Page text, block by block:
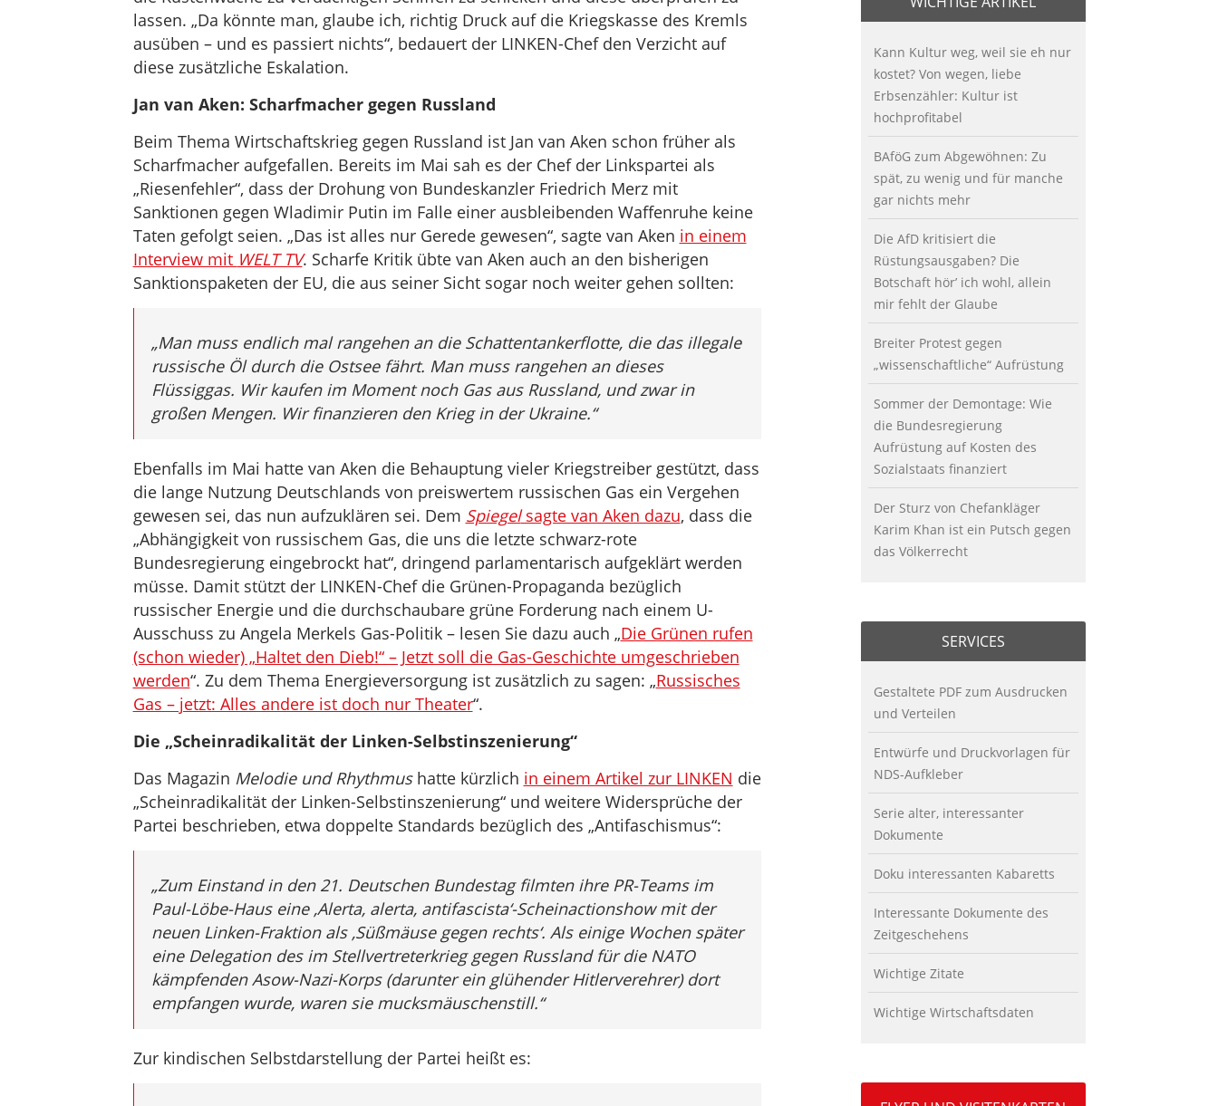
lassen. „Da könnte man, glaube ich, richtig Druck auf die Kriegskasse des Kremls
ausüben – und es passiert nichts“, bedauert der LINKEN-Chef den Verzicht auf
diese zusätzliche Eskalation.
Jan van Aken: Scharfmacher gegen Russland
Beim Thema Wirtschaftskrieg gegen Russland ist Jan van Aken schon früher als
Scharfmacher aufgefallen. Bereits im Mai sah es der Chef der Linkspartei als
„Riesenfehler“, dass der Drohung von Bundeskanzler Friedrich Merz mit
Sanktionen gegen Wladimir Putin im Falle einer ausbleibenden Waffenruhe keine
Taten gefolgt seien. „Das ist alles nur Gerede gewesen“, sagte van Aken in einem
Interview mit WELT TV. Scharfe Kritik übte van Aken auch an den bisherigen
Sanktionspaketen der EU, die aus seiner Sicht sogar noch weiter gehen sollten:
„Man muss endlich mal rangehen an die Schattentankerflotte, die das illegale
russische Öl durch die Ostsee fährt. Man muss rangehen an dieses
Flüssiggas. Wir kaufen im Moment noch Gas aus Russland, und zwar in
großen Mengen. Wir finanzieren den Krieg in der Ukraine.“
Ebenfalls im Mai hatte van Aken die Behauptung vieler Kriegstreiber gestützt, dass
die lange Nutzung Deutschlands von preiswertem russischen Gas ein Vergehen
gewesen sei, das nun aufzuklären sei. Dem Spiegelsagte van Aken dazu, dass die
„Abhängigkeit von russischem Gas, die uns die letzte schwarz-rote
Bundesregierung eingebrockt hat“, dringend parlamentarisch aufgeklärt werden
müsse. Damit stützt der LINKEN-Chef die Grünen-Propaganda bezüglich
russischer Energie und die durchschaubare grüne Forderung nach einem U-
Ausschuss zu Angela Merkels Gas-Politik – lesen Sie dazu auch „Die Grünen rufen
(schon wieder) „Haltet den Dieb!“ – Jetzt soll die Gas-Geschichte umgeschrieben
werden“. Zu dem Thema Energieversorgung ist zusätzlich zu sagen: „Russisches
Gas – jetzt: Alles andere ist doch nur Theater“.
Die „Scheinradikalität der Linken-Selbstinszenierung“
Das Magazin Melodie und Rhythmushatte kürzlich in einem Artikel zur LINKEN die
„Scheinradikalität der Linken-Selbstinszenierung“ und weitere Widersprüche der
Partei beschrieben, etwa doppelte Standards bezüglich des „Antifaschismus“:
„Zum Einstand in den 21. Deutschen Bundestag filmten ihre PR-Teams im
Paul-Löbe-Haus eine ‚Alerta, alerta, antifascista‘-Scheinactionshow mit der
neuen Linken-Fraktion als ‚Süßmäuse gegen rechts‘. Als einige Wochen später
eine Delegation des im Stellvertreterkrieg gegen Russland für die NATO
kämpfenden Asow-Nazi-Korps (darunter ein glühender Hitlerverehrer) dort
empfangen wurde, waren sie mucksmäuschenstill.“
Zur kindischen Selbstdarstellung der Partei heißt es:
Kann Kultur weg, weil sie eh nur
kostet? Von wegen, liebe
Erbsenzähler: Kultur ist
hochprofitabel
BAföG zum Abgewöhnen: Zu
spät, zu wenig und für manche
gar nichts mehr
Die AfD kritisiert die
Rüstungsausgaben? Die
Botschaft hör’ ich wohl, allein
mir fehlt der Glaube
Breiter Protest gegen
„wissenschaftliche“ Aufrüstung
Sommer der Demontage: Wie
die Bundesregierung
Aufrüstung auf Kosten des
Sozialstaats finanziert
Der Sturz von Chefankläger
Karim Khan ist ein Putsch gegen
das Völkerrecht
SERVICES
Gestaltete PDF zum Ausdrucken
und Verteilen
Entwürfe und Druckvorlagen für
NDS-Aufkleber
Serie alter, interessanter
Dokumente
Doku interessanten Kabaretts
Interessante Dokumente des
Zeitgeschehens
Wichtige Zitate
Wichtige Wirtschaftsdaten